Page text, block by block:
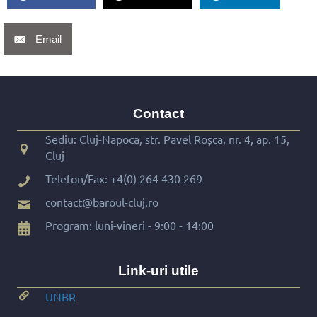
Email
Contact
Sediu: Cluj-Napoca, str. Pavel Roșca, nr. 4, ap. 15,
Cluj
Telefon/Fax: +4(0) 264 430 269
contact@baroul-cluj.ro
Program: luni-vineri - 9:00 - 14:00
Link-uri utile
UNBR